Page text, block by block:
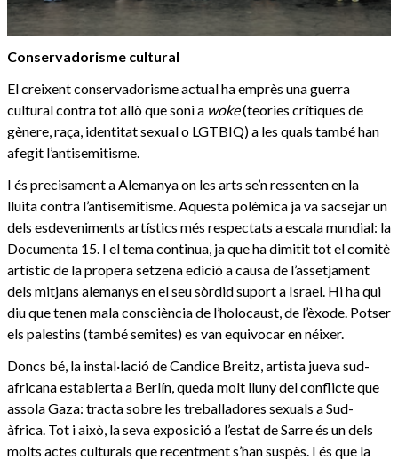
Conservadorisme cultural
El creixent conservadorisme actual ha emprès una guerra
cultural contra tot allò que soni a woke(teories crítiques de
gènere, raça, identitat sexual o LGTBIQ) a les quals també han
afegit l’antisemitisme.
I és precisament a Alemanya on les arts se’n ressenten en la
lluita contra l’antisemitisme. Aquesta polèmica ja va sacsejar un
dels esdeveniments artístics més respectats a escala mundial: la
Documenta 15. I el tema continua, ja que ha dimitit tot el comitè
artístic de la propera setzena edició a causa de l’assetjament
dels mitjans alemanys en el seu sòrdid suport a Israel. Hi ha qui
diu que tenen mala consciència de l’holocaust, de l’èxode. Potser
els palestins (també semites) es van equivocar en néixer.
Doncs bé, la instal·lació de Candice Breitz, artista jueva sud-
africana establerta a Berlín, queda molt lluny del conflicte que
assola Gaza: tracta sobre les treballadores sexuals a Sud-
àfrica. Tot i això, la seva exposició a l’estat de Sarre és un dels
molts actes culturals que recentment s’han suspès. I és que la